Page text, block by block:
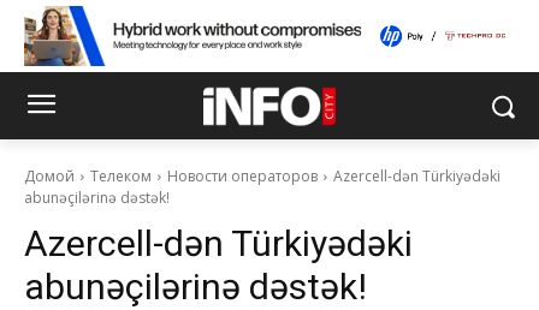
Домой Телеком Новости операторов
Azercell-dən Türkiyədəki
abunəçilərinə dəstək!
Azercell-dən Türkiyədəki
abunəçilərinə dəstək!